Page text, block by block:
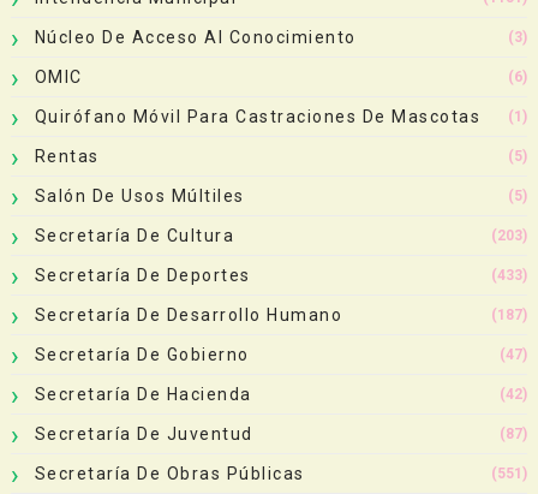
Núcleo De Acceso Al Conocimiento (3)
OMIC (6)
Quirófano Móvil Para Castraciones De Mascotas (1)
Rentas (5)
Salón De Usos Múltiles (5)
Secretaría De Cultura (203)
Secretaría De Deportes (433)
Secretaría De Desarrollo Humano (187)
Secretaría De Gobierno (47)
Secretaría De Hacienda (42)
Secretaría De Juventud (87)
Secretaría De Obras Públicas (551)